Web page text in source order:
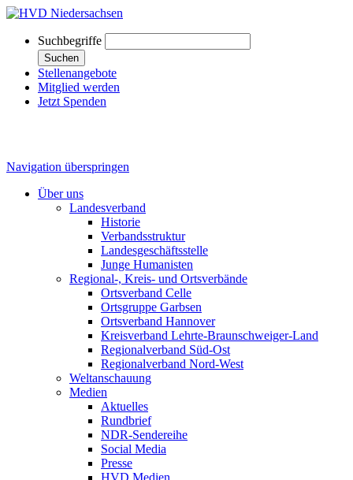
Suchbegriffe
Suchen
Stellenangebote
Mitglied werden
Jetzt Spenden
Navigation überspringen
Über uns
Landesverband
Historie
Verbandsstruktur
Landesgeschäftsstelle
Junge Humanisten
Regional-, Kreis- und Ortsverbände
Ortsverband Celle
Ortsgruppe Garbsen
Ortsverband Hannover
Kreisverband Lehrte-Braunschweiger-Land
Regionalverband Süd-Ost
Regionalverband Nord-West
Weltanschauung
Medien
Aktuelles
Rundbrief
NDR-Sendereihe
Social Media
Presse
HVD Medien